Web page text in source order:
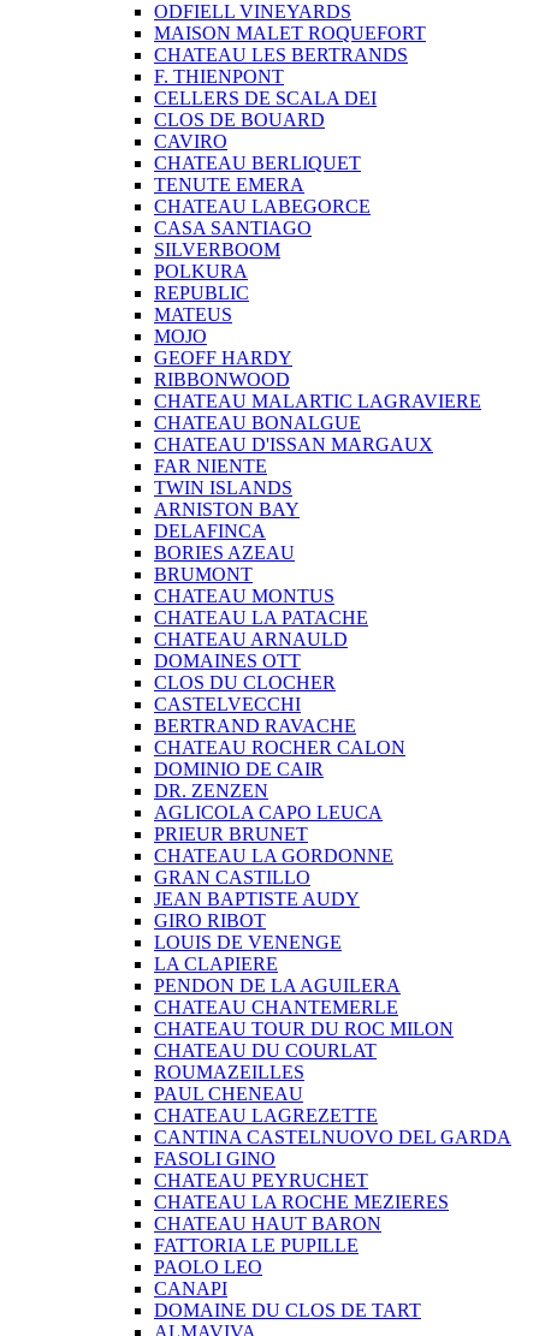
ODFIELL VINEYARDS
MAISON MALET ROQUEFORT
CHATEAU LES BERTRANDS
F. THIENPONT
CELLERS DE SCALA DEI
CLOS DE BOUARD
CAVIRO
CHATEAU BERLIQUET
TENUTE EMERA
CHATEAU LABEGORCE
CASA SANTIAGO
SILVERBOOM
POLKURA
REPUBLIC
MATEUS
MOJO
GEOFF HARDY
RIBBONWOOD
CHATEAU MALARTIC LAGRAVIERE
CHATEAU BONALGUE
CHATEAU D'ISSAN MARGAUX
FAR NIENTE
TWIN ISLANDS
ARNISTON BAY
DELAFINCA
BORIES AZEAU
BRUMONT
CHATEAU MONTUS
CHATEAU LA PATACHE
CHATEAU ARNAULD
DOMAINES OTT
CLOS DU CLOCHER
CASTELVECCHI
BERTRAND RAVACHE
CHATEAU ROCHER CALON
DOMINIO DE CAIR
DR. ZENZEN
AGLICOLA CAPO LEUCA
PRIEUR BRUNET
CHATEAU LA GORDONNE
GRAN CASTILLO
JEAN BAPTISTE AUDY
GIRO RIBOT
LOUIS DE VENENGE
LA CLAPIERE
PENDON DE LA AGUILERA
CHATEAU CHANTEMERLE
CHATEAU TOUR DU ROC MILON
CHATEAU DU COURLAT
ROUMAZEILLES
PAUL CHENEAU
CHATEAU LAGREZETTE
CANTINA CASTELNUOVO DEL GARDA
FASOLI GINO
CHATEAU PEYRUCHET
CHATEAU LA ROCHE MEZIERES
CHATEAU HAUT BARON
FATTORIA LE PUPILLE
PAOLO LEO
CANAPI
DOMAINE DU CLOS DE TART
ALMAVIVA